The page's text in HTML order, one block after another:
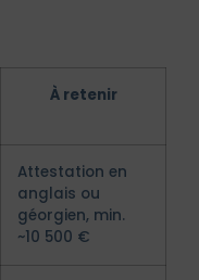
À retenir
Attestation en
anglais ou
géorgien, min.
~10 500 €